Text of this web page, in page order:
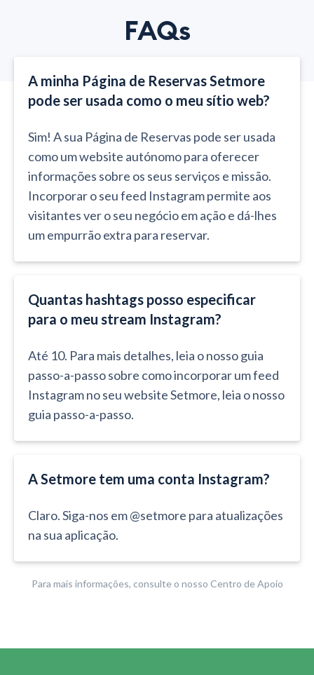
FAQs
A minha Página de Reservas Setmore
pode ser usada como o meu sítio web?
Sim! A sua Página de Reservas pode ser usada
como um website autónomo para oferecer
informações sobre os seus serviços e missão.
Incorporar o seu feed Instagram permite aos
visitantes ver o seu negócio em ação e dá-lhes
um empurrão extra para reservar.
Quantas hashtags posso especificar
para o meu stream Instagram?
Até 10. Para mais detalhes, leia o nosso guia
passo-a-passo sobre como incorporar um feed
Instagram no seu website Setmore, leia o nosso
guia passo-a-passo.
A Setmore tem uma conta Instagram?
Claro. Siga-nos em @setmore para atualizações
na sua aplicação.
Para mais informações, consulte o nosso Centro de Apoio